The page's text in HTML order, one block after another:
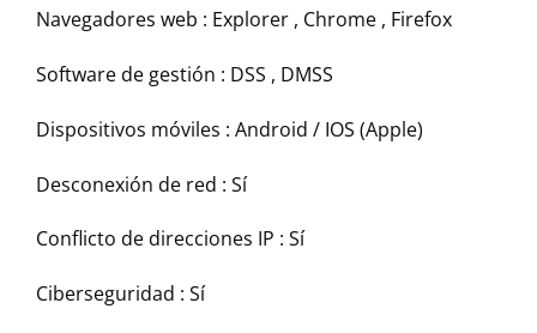
Navegadores web : Explorer , Chrome , Firefox
Software de gestión : DSS , DMSS
Dispositivos móviles : Android / IOS (Apple)
Desconexión de red : Sí
Conflicto de direcciones IP : Sí
Ciberseguridad : Sí